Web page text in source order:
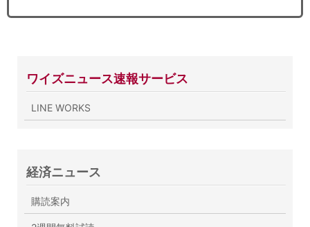
ワイズニュース速報サービス
LINE WORKS
経済ニュース
購読案内